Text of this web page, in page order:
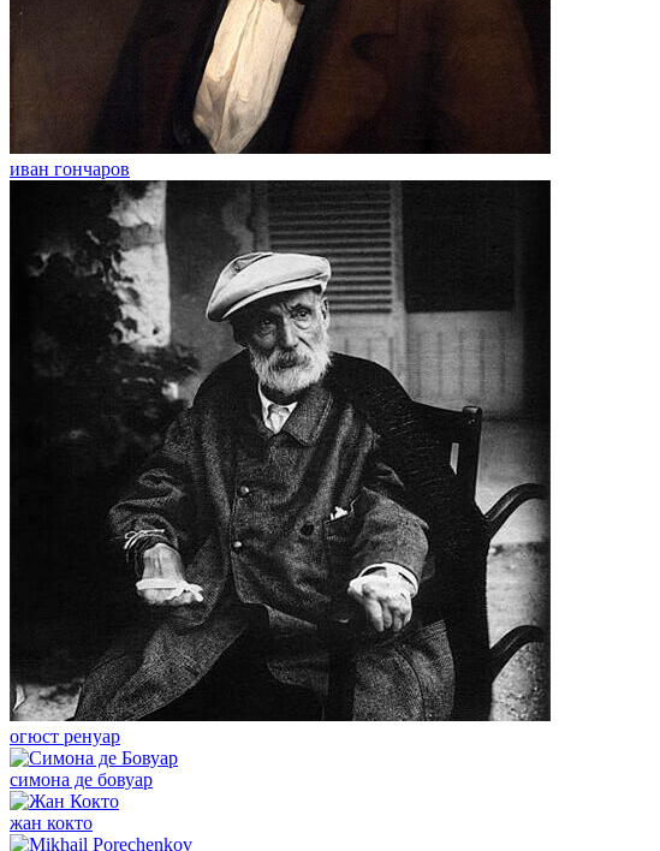
иван гончаров
огюст ренуар
симона де бовуар
жан кокто